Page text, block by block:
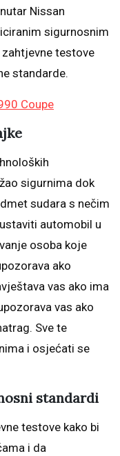
Nissan
sigurnosnim
testove
standarde.
Coupe
sigurnima dok
sudara s nečim
automobil u
osoba koje
ako
vas ako ima
vas ako
Sve te
i osjećati se
standardi
testove kako bi
i da